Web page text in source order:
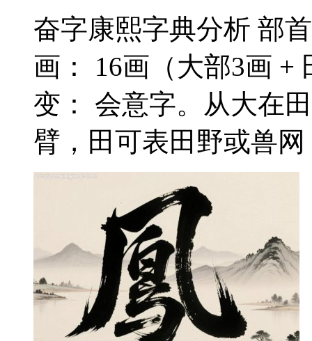
奋字康熙字典分析 部
画： 16画（大部3画 +
变： 会意字。从大在
臂，田可表田野或兽